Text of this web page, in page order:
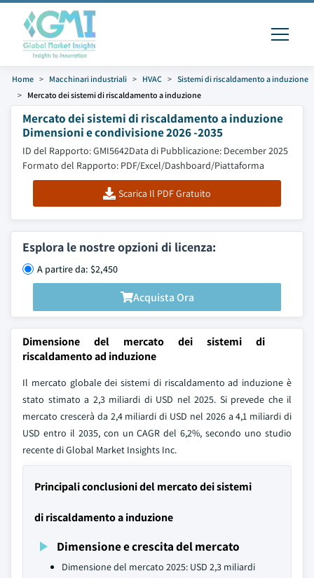
Home Macchinari industriali HVAC
Sistemi di riscaldamento a induzione
Mercato dei sistemi di riscaldamento a induzione
Mercato dei sistemi di riscaldamento a induzione
Dimensioni e condivisione 2026 -2035
ID del Rapporto: GMI5642Data di Pubblicazione: December 2025
Formato del Rapporto: PDF/Excel/Dashboard/Piattaforma
Scarica Il PDF Gratuito
Esplora le nostre opzioni di licenza:
A partire da: $2,450
Acquista Ora
Dimensione del mercato dei sistemi di
riscaldamento ad induzione
Il mercato globale dei sistemi di riscaldamento ad induzione è
stato stimato a 2,3 miliardi di USD nel 2025. Si prevede che il
mercato crescerà da 2,4 miliardi di USD nel 2026 a 4,1 miliardi di
USD entro il 2035, con un CAGR del 6,2%, secondo uno studio
recente di Global Market Insights Inc.
Principali conclusioni del mercato dei sistemi
di riscaldamento a induzione
Dimensione e crescita del mercato
Dimensione del mercato 2025: USD 2,3 miliardi